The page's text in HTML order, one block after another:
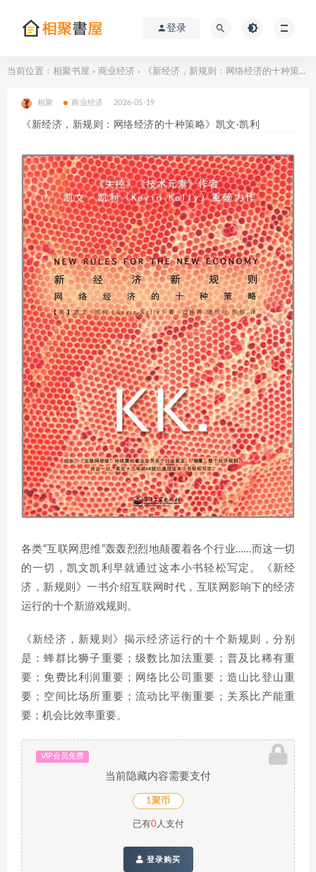
登录
当前位置： 相聚书屋 > 商业经济 > 《新经济，新规则：网络经济的十种策略》凯文·凯利
相聚 商业经济 2026-05-19
《新经济，新规则：网络经济的十种策略》凯文·凯利
各类“互联网思维”轰轰烈烈地颠覆着各个行业……而这一切
的一切，凯文凯利早就通过这本小书轻松写定。《新经
济，新规则》一书介绍互联网时代，互联网影响下的经济
运行的十个新游戏规则。
《新经济，新规则》揭示经济运行的十个新规则，分别
是：蜂群比狮子重要；级数比加法重要；普及比稀有重
要；免费比利润重要；网络比公司重要；造山比登山重
要；空间比场所重要；流动比平衡重要；关系比产能重
要；机会比效率重要。
VIP会员免费
当前隐藏内容需要支付
1聚币
已有0人支付
登录购买